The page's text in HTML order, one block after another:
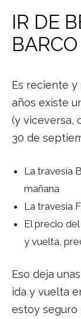
IR DE
BARCO
Es reciente y
años existe
(y viceversa,
30 de
La travesía
mañana
La travesía
El precio
y vuelta,
Eso deja
ida y vuelta
estoy seguro